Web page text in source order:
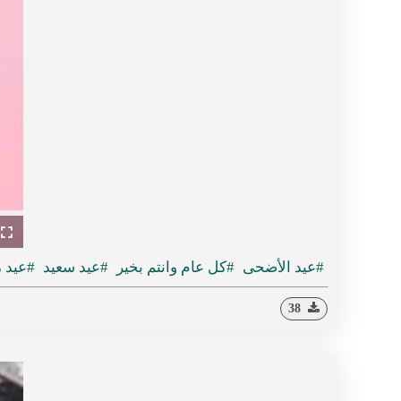
#عيد الأضحى #كل عام وانتم بخير #عيد سعيد #عيد